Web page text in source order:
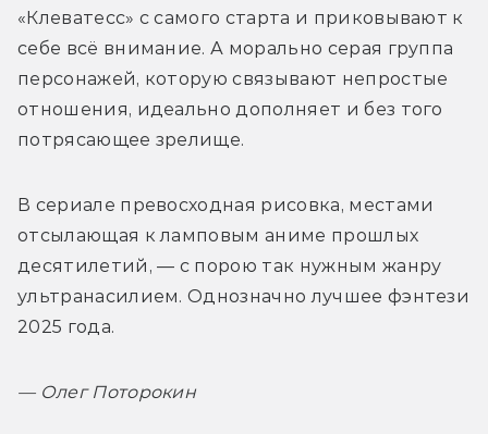
«Клеватесс» с самого старта и приковывают к
себе всё внимание. А морально серая группа
персонажей, которую связывают непростые
отношения, идеально дополняет и без того
потрясающее зрелище.
В сериале превосходная рисовка, местами
отсылающая к ламповым аниме прошлых
десятилетий, — с порою так нужным жанру
ультранасилием. Однозначно лучшее фэнтези
2025 года.
— Олег Поторокин